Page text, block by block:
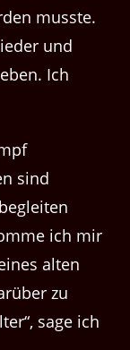
musste.
und
Ich
sind
ich mir
alten
zu
sage ich